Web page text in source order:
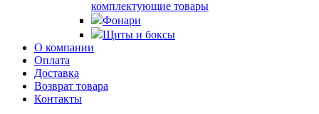
комплектующие товары
Фонари
Щиты и боксы
О компании
Оплата
Доставка
Возврат товара
Контакты